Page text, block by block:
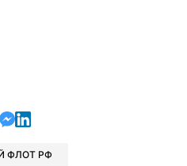
у Telegram
у Facebook
у Xу Viber
у Whatsapp
відправити у Messenger
відправити у LinkedIn
ФЛОТ РФ